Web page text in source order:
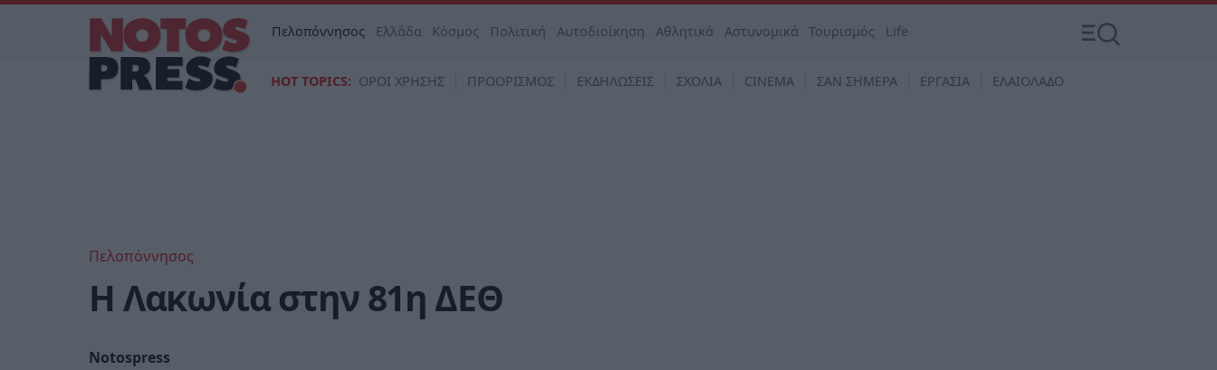
Πελοπόννησος Ελλάδα Κόσμος Πολιτική Αυτοδιοίκηση Αθλητικά Αστυνομικά Τουρισμός Life
HOT TOPICS: ΟΡΟΙ ΧΡΗΣΗΣ ΠΡΟΟΡΙΣΜΟΣ ΕΚΔΗΛΩΣΕΙΣ ΣΧΟΛΙΑ CINEMA ΣΑΝ ΣΗΜΕΡΑ ΕΡΓΑΣΙΑ ΕΛΑΙΟΛΑΔΟ
Πελοπόννησος
Η Λακωνία στην 81η ΔΕΘ
Notospress